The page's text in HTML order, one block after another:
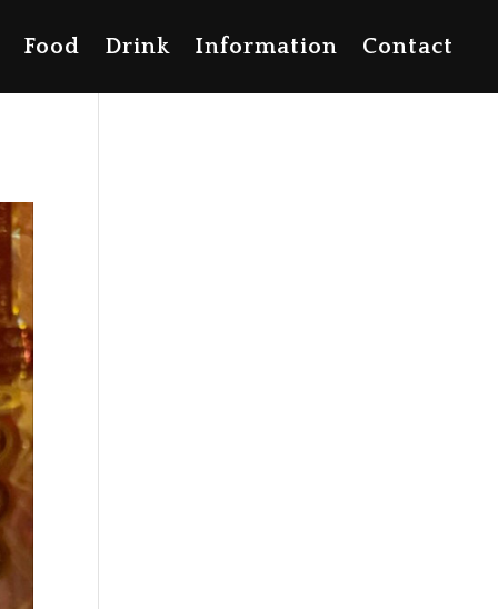
Food Drink Information Contact